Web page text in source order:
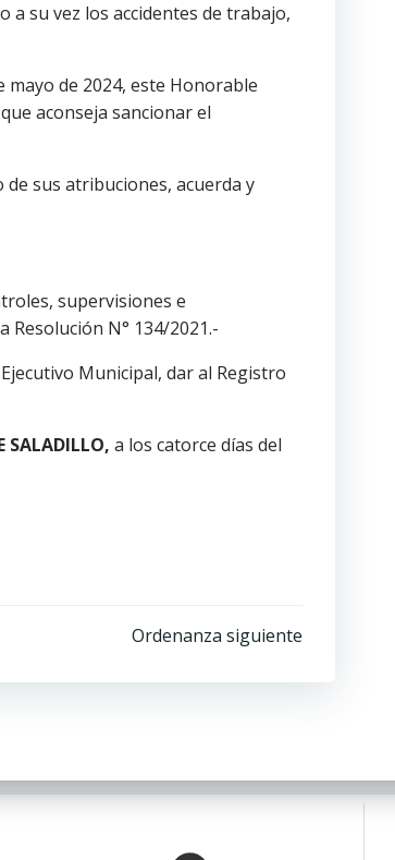
su vez los accidentes de trabajo,
mayo de 2024, este Honorable
aconseja sancionar el
de sus atribuciones, acuerda y
supervisiones e
N° 134/2021.-
Municipal, dar al Registro
SALADILLO, a los catorce días del
Ordenanza siguiente